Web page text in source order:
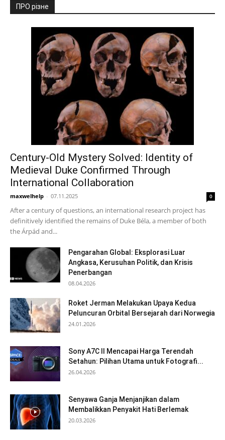
ПРО різне
Century-Old Mystery Solved: Identity of
Medieval Duke Confirmed Through
International Collaboration
maxwelhelp - 07.11.2025 0
After a century of questions, an international research project has
definitively identified the remains of Duke Béla, a member of both
the Árpád and...
Pengarahan Global: Eksplorasi Luar
Angkasa, Kerusuhan Politik, dan Krisis
Penerbangan
08.04.2026
Roket Jerman Melakukan Upaya Kedua
Peluncuran Orbital Bersejarah dari Norwegia
24.01.2026
Sony A7C II Mencapai Harga Terendah
Setahun: Pilihan Utama untuk Fotografi...
26.04.2026
Senyawa Ganja Menjanjikan dalam
Membalikkan Penyakit Hati Berlemak
20.03.2026